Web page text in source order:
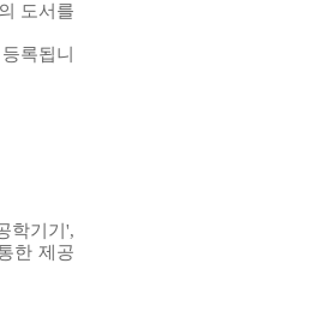
도서를
록됩니
학기기',
한 제공